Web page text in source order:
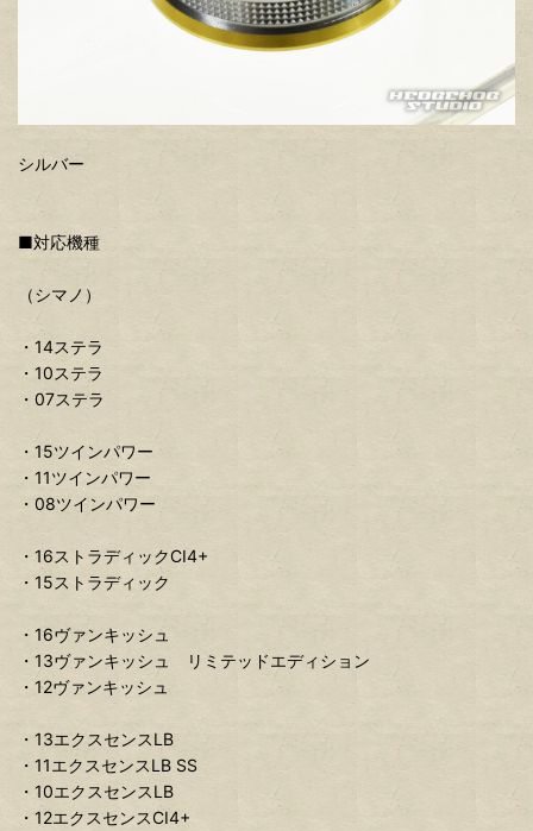
シルバー
■対応機種
（シマノ）
・14ステラ
・10ステラ
・07ステラ
・15ツインパワー
・11ツインパワー
・08ツインパワー
・16ストラディックCI4+
・15ストラディック
・16ヴァンキッシュ
・13ヴァンキッシュ リミテッドエディション
・12ヴァンキッシュ
・13エクスセンスLB
・11エクスセンスLB SS
・10エクスセンスLB
・12エクスセンスCI4+